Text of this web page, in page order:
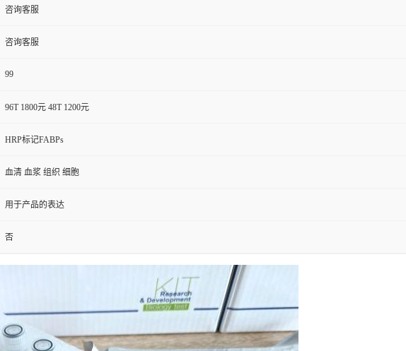
咨询客服
咨询客服
99
96T 1800元 48T 1200元
HRP标记FABPs
血清 血浆 组织 细胞
用于产品的表达
否